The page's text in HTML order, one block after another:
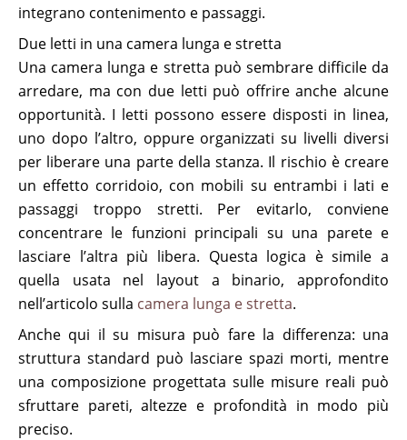
integrano contenimento e passaggi.
Due letti in una camera lunga e stretta
Una camera lunga e stretta può sembrare difficile da
arredare, ma con due letti può offrire anche alcune
opportunità. I letti possono essere disposti in linea,
uno dopo l’altro, oppure organizzati su livelli diversi
per liberare una parte della stanza. Il rischio è creare
un effetto corridoio, con mobili su entrambi i lati e
passaggi troppo stretti. Per evitarlo, conviene
concentrare le funzioni principali su una parete e
lasciare l’altra più libera. Questa logica è simile a
quella usata nel layout a binario, approfondito
nell’articolo sulla camera lunga e stretta.
Anche qui il su misura può fare la differenza: una
struttura standard può lasciare spazi morti, mentre
una composizione progettata sulle misure reali può
sfruttare pareti, altezze e profondità in modo più
preciso.